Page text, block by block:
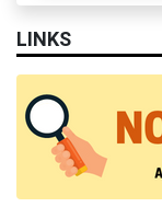
LINKS